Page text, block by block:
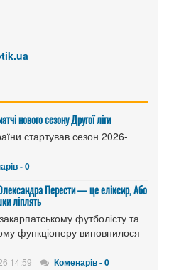
нового сезону Другої ліги
стартував сезон 2026-
- 0
Перести — це еліксир, Або
ліплять
футболісту та
функціонеру виповнилося
14:59 Коменарів - 0